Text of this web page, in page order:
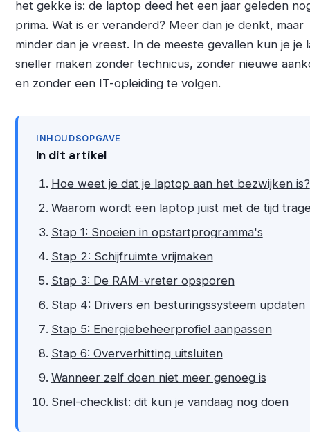
het gekke is: de laptop deed het een jaar geleden
prima. Wat is er veranderd? Meer dan je denkt, maar
minder dan je vreest. In de meeste gevallen kun je je
sneller maken zonder technicus, zonder nieuwe
en zonder een IT-opleiding te volgen.
INHOUDSOPGAVE
In dit artikel
Hoe weet je dat je laptop aan het bezwijken is?
Waarom wordt een laptop juist met de tijd
Stap 1: Snoeien in opstartprogramma's
Stap 2: Schijfruimte vrijmaken
Stap 3: De RAM-vreter opsporen
Stap 4: Drivers en besturingssysteem updaten
Stap 5: Energiebeheerprofiel aanpassen
Stap 6: Oververhitting uitsluiten
Wanneer zelf doen niet meer genoeg is
Snel-checklist: dit kun je vandaag nog doen